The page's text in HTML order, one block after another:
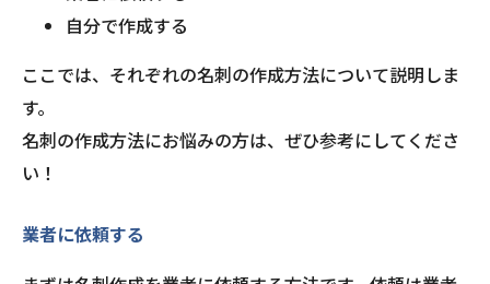
自分で作成する
ここでは、それぞれの名刺の作成方法について説明しま
す。
名刺の作成方法にお悩みの方は、ぜひ参考にしてくださ
い！
業者に依頼する